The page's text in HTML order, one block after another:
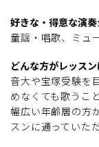
好きな・得意な演
童謡・唱歌、ミュ
どんな方がレッス
音大や宝塚受験を
めなくても歌うこ
幅広い年齢層の方
スンに通っていた